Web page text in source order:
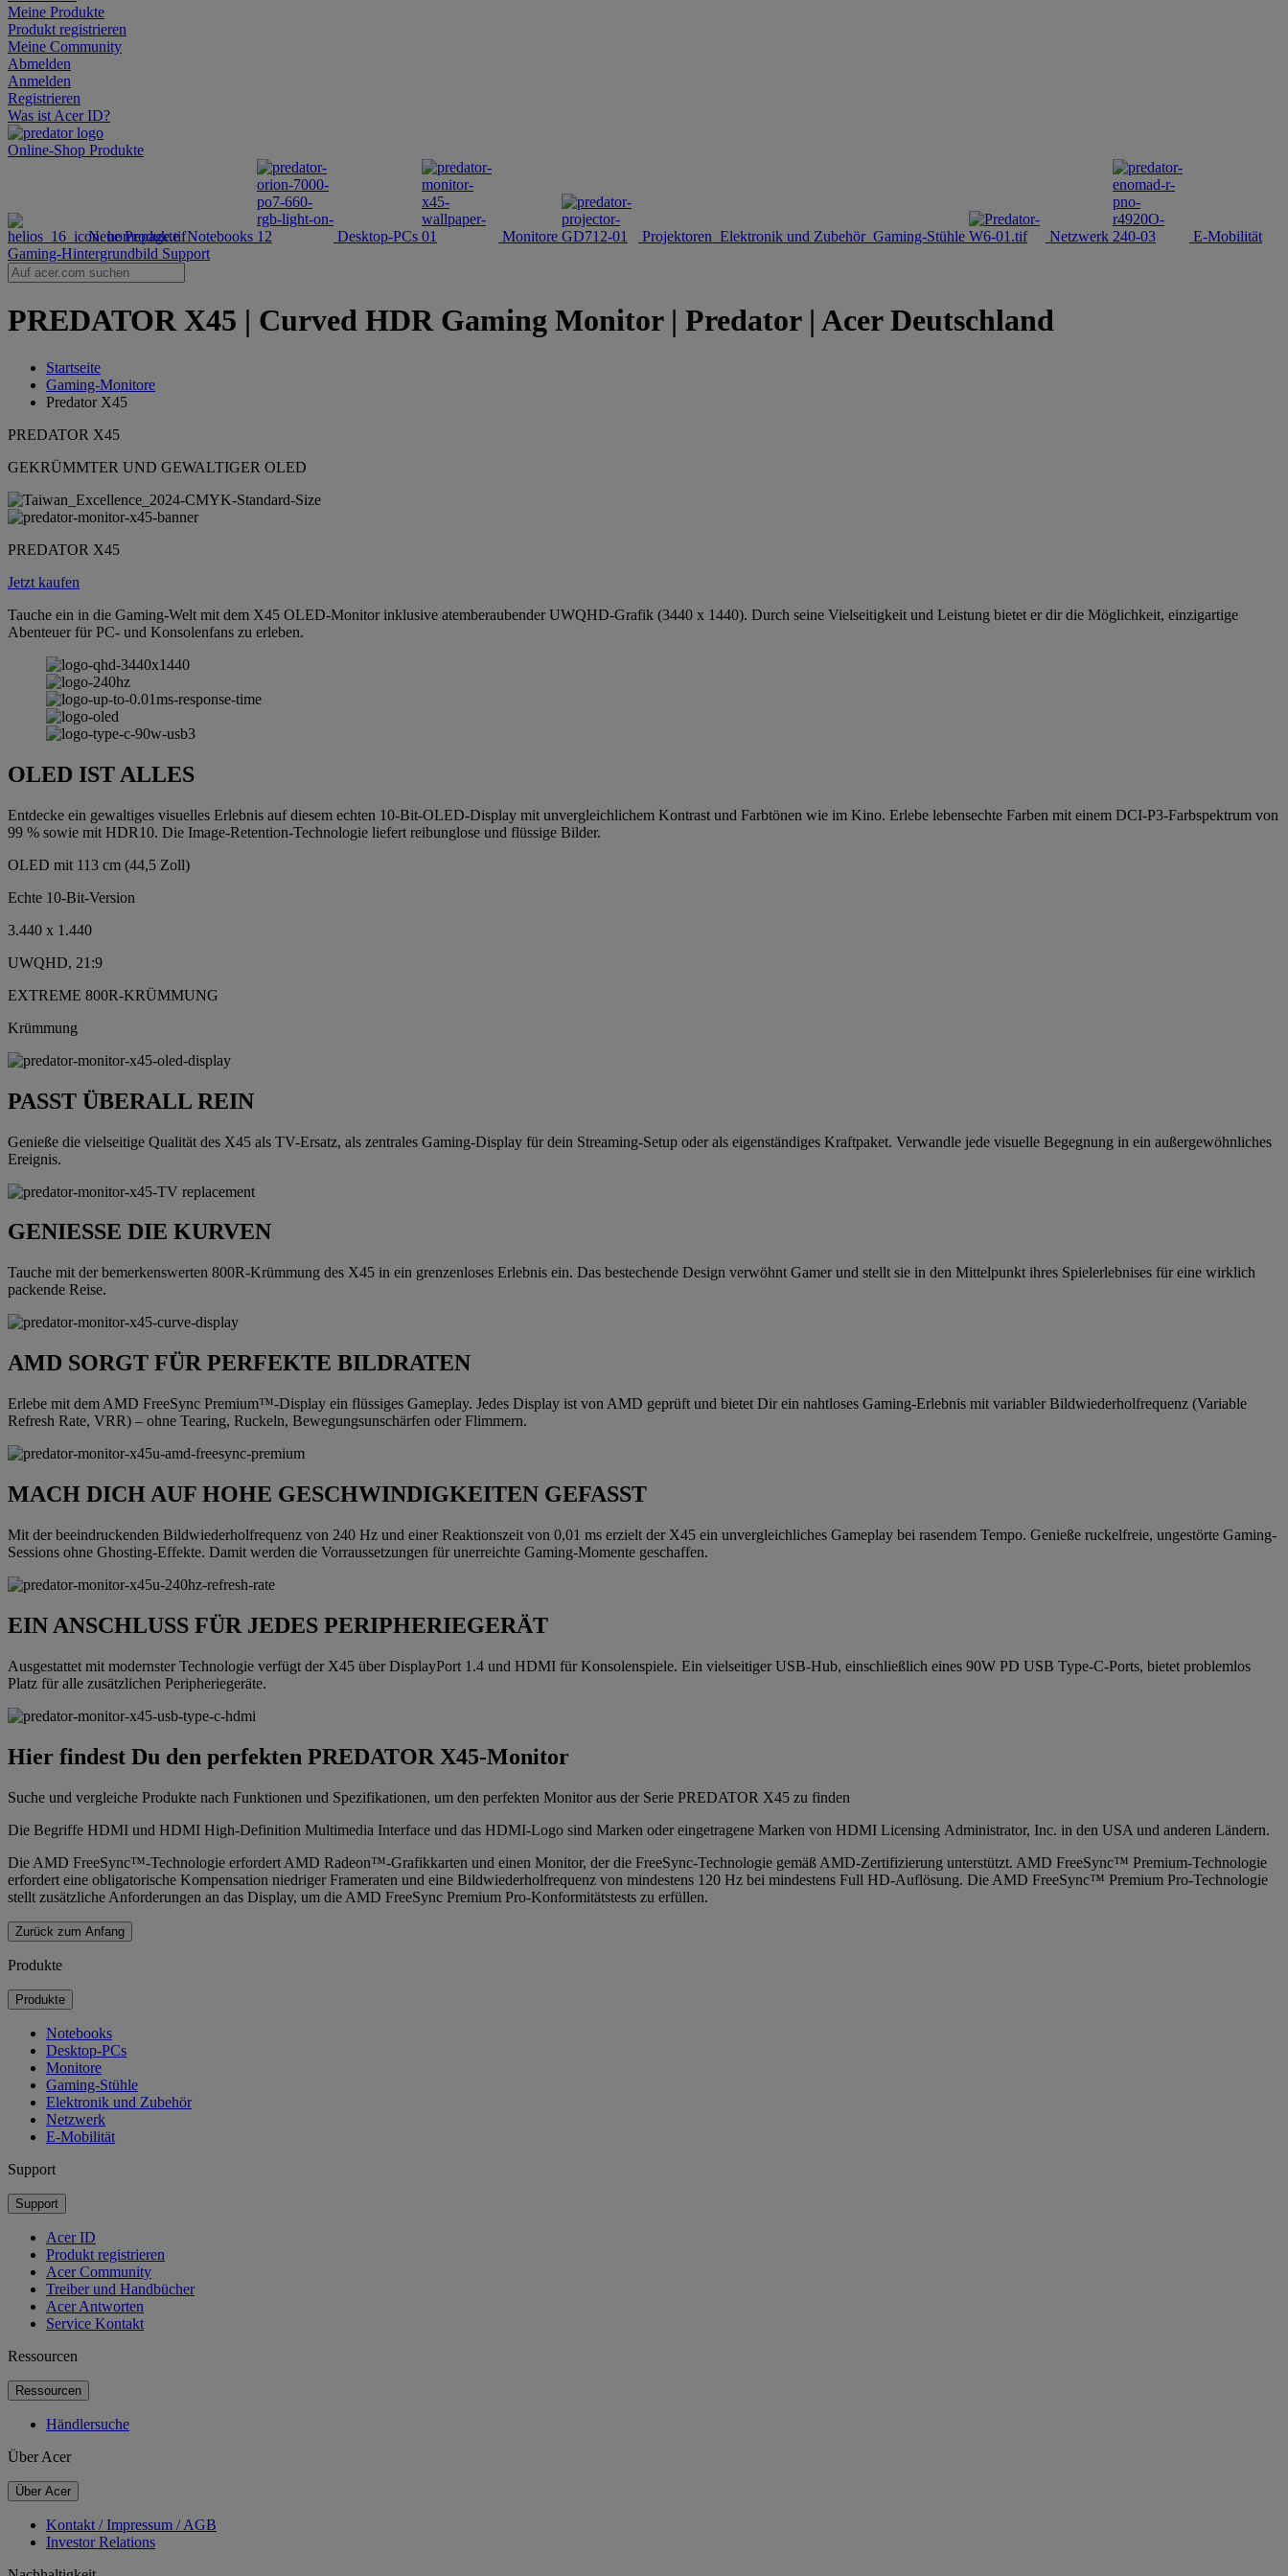
Meine Produkte
Produkt registrieren
Meine Community
Abmelden
Anmelden
Registrieren
Was ist Acer ID?
Online-Shop Produkte
Neue Produkte Notebooks Desktop-PCs Monitore Projektoren Elektronik und Zubehör Gaming-Stühle Netzwerk
E-Mobilität
Gaming-Hintergrundbild Support
PREDATOR X45 | Curved HDR Gaming Monitor | Predator | Acer Deutschland
Startseite
Gaming-Monitore
Predator X45
PREDATOR X45
GEKRÜMMTER UND GEWALTIGER OLED
PREDATOR X45
Jetzt kaufen
Tauche ein in die Gaming-Welt mit dem X45 OLED-Monitor inklusive atemberaubender UWQHD-Grafik (3440 x 1440). Durch seine Vielseitigkeit und Leistung bietet er dir die Möglichkeit, einzigartige
Abenteuer für PC- und Konsolenfans zu erleben.
OLED IST ALLES
Entdecke ein gewaltiges visuelles Erlebnis auf diesem echten 10-Bit-OLED-Display mit unvergleichlichem Kontrast und Farbtönen wie im Kino. Erlebe lebensechte Farben mit einem DCI-P3-Farbspektrum von
99 % sowie mit HDR10. Die Image-Retention-Technologie liefert reibunglose und flüssige Bilder.
OLED mit 113 cm (44,5 Zoll)
Echte 10-Bit-Version
3.440 x 1.440
UWQHD, 21:9
EXTREME 800R-KRÜMMUNG
Krümmung
PASST ÜBERALL REIN
Genieße die vielseitige Qualität des X45 als TV-Ersatz, als zentrales Gaming-Display für dein Streaming-Setup oder als eigenständiges Kraftpaket. Verwandle jede visuelle Begegnung in ein außergewöhnliches
Ereignis.
GENIESSE DIE KURVEN
Tauche mit der bemerkenswerten 800R-Krümmung des X45 in ein grenzenloses Erlebnis ein. Das bestechende Design verwöhnt Gamer und stellt sie in den Mittelpunkt ihres Spielerlebnises für eine wirklich
packende Reise.
AMD SORGT FÜR PERFEKTE BILDRATEN
Erlebe mit dem AMD FreeSync Premium™-Display ein flüssiges Gameplay. Jedes Display ist von AMD geprüft und bietet Dir ein nahtloses Gaming-Erlebnis mit variabler Bildwiederholfrequenz (Variable
Refresh Rate, VRR) – ohne Tearing, Ruckeln, Bewegungsunschärfen oder Flimmern.
MACH DICH AUF HOHE GESCHWINDIGKEITEN GEFASST
Mit der beeindruckenden Bildwiederholfrequenz von 240 Hz und einer Reaktionszeit von 0,01 ms erzielt der X45 ein unvergleichliches Gameplay bei rasendem Tempo. Genieße ruckelfreie, ungestörte Gaming-
Sessions ohne Ghosting-Effekte. Damit werden die Vorraussetzungen für unerreichte Gaming-Momente geschaffen.
EIN ANSCHLUSS FÜR JEDES PERIPHERIEGERÄT
Ausgestattet mit modernster Technologie verfügt der X45 über DisplayPort 1.4 und HDMI für Konsolenspiele. Ein vielseitiger USB-Hub, einschließlich eines 90W PD USB Type-C-Ports, bietet problemlos
Platz für alle zusätzlichen Peripheriegeräte.
Hier findest Du den perfekten PREDATOR X45-Monitor
Suche und vergleiche Produkte nach Funktionen und Spezifikationen, um den perfekten Monitor aus der Serie PREDATOR X45 zu finden
Die Begriffe HDMI und HDMI High-Definition Multimedia Interface und das HDMI-Logo sind Marken oder eingetragene Marken von HDMI Licensing Administrator, Inc. in den USA und anderen Ländern.
Die AMD FreeSync™-Technologie erfordert AMD Radeon™-Grafikkarten und einen Monitor, der die FreeSync-Technologie gemäß AMD-Zertifizierung unterstützt. AMD FreeSync™ Premium-Technologie
erfordert eine obligatorische Kompensation niedriger Frameraten und eine Bildwiederholfrequenz von mindestens 120 Hz bei mindestens Full HD-Auflösung. Die AMD FreeSync™ Premium Pro-Technologie
stellt zusätzliche Anforderungen an das Display, um die AMD FreeSync Premium Pro-Konformitätstests zu erfüllen.
Zurück zum Anfang
Produkte
Produkte
Notebooks
Desktop-PCs
Monitore
Gaming-Stühle
Elektronik und Zubehör
Netzwerk
E-Mobilität
Support
Support
Acer ID
Produkt registrieren
Acer Community
Treiber und Handbücher
Acer Antworten
Service Kontakt
Ressourcen
Ressourcen
Händlersuche
Über Acer
Über Acer
Kontakt / Impressum / AGB
Investor Relations